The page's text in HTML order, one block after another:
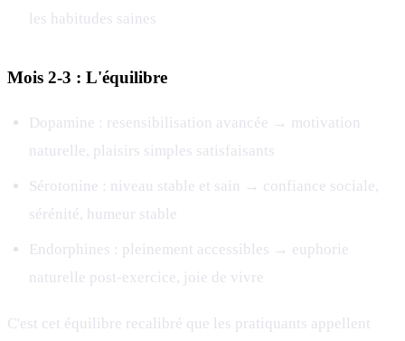
les habitudes saines
Mois 2-3 : L'équilibre
Dopamine : resensibilisation avancée → motivation
naturelle, plaisirs simples satisfaisants
Sérotonine : niveau stable et sain → confiance sociale,
sérénité, humeur stable
Endorphines : pleinement accessibles → euphorie
naturelle post-exercice, joie de vivre
C'est cet équilibre recalibré que les pratiquants appellent